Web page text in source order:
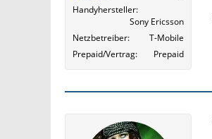
Handyhersteller
Sony Ericsson
Netzbetreiber
T-Mobile
Prepaid/Vertrag
Prepaid